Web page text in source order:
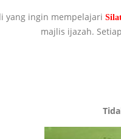
yang ingin mempelajari
majlis ijazah.